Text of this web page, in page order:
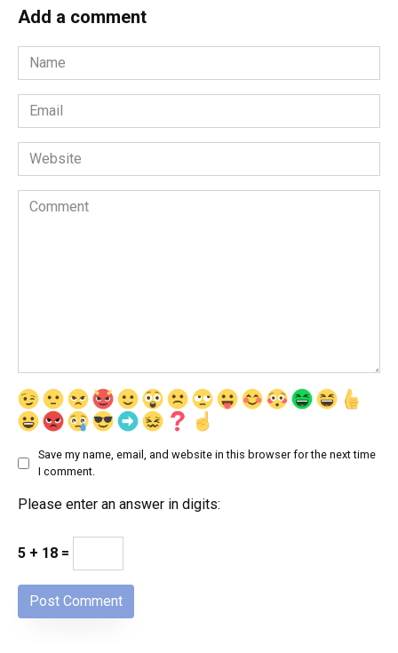
Add a comment
Name
*
Email
*
Website
Comment
Save my name, email, and website in this browser for the next time
I comment.
Please enter an answer in digits:
5 + 18 =